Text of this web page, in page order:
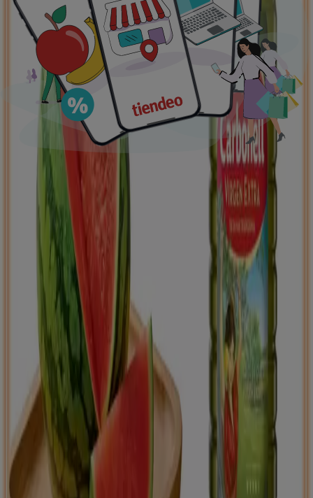
supermercadosjardín y bricolaje Freidora de airepatinete
eléctrico
viajesaceite de olivacomida
asiática
aguacates bomba de agua
Tiendeo en tu ciudad
Barcelona Valencia
Zaragoza
Málaga
Palma de Mallorca Alicante
Murcia
Las Palmas de Gran Canaria
Córdoba Valladolid
Vigo
Granada
Ver más ciudades
Descargar la APP
Tiendeo international
España Italia United Kingdom México
Brasil
Colombia
Argentina France
United States
Nederland
Deutschland
Portugal
Australia
Türkiye Norge
Österreich
Sverige
Ecuador South Africa
Canada
Danmark
Suomi 한국
Belgique
Schweiz
United Arab Emirates România
Ceská republika
Slovenská republika
България